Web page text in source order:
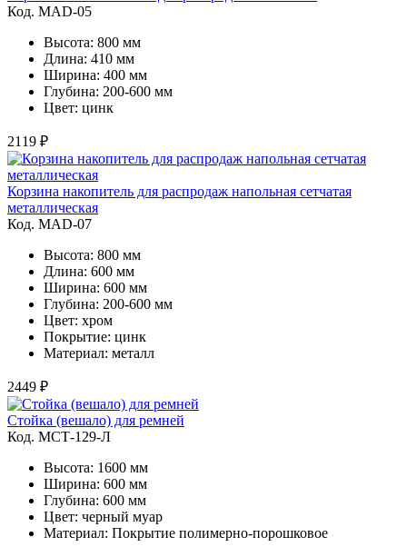
Код. MAD-05
Высота: 800 мм
Длина: 410 мм
Ширина: 400 мм
Глубина: 200-600 мм
Цвет: цинк
2119 ₽
Корзина накопитель для распродаж напольная сетчатая
металлическая
Код. MAD-07
Высота: 800 мм
Длина: 600 мм
Ширина: 600 мм
Глубина: 200-600 мм
Цвет: хром
Покрытие: цинк
Материал: металл
2449 ₽
Стойка (вешало) для ремней
Код. MСТ-129-Л
Высота: 1600 мм
Ширина: 600 мм
Глубина: 600 мм
Цвет: черный муар
Материал: Покрытие полимерно-порошковое